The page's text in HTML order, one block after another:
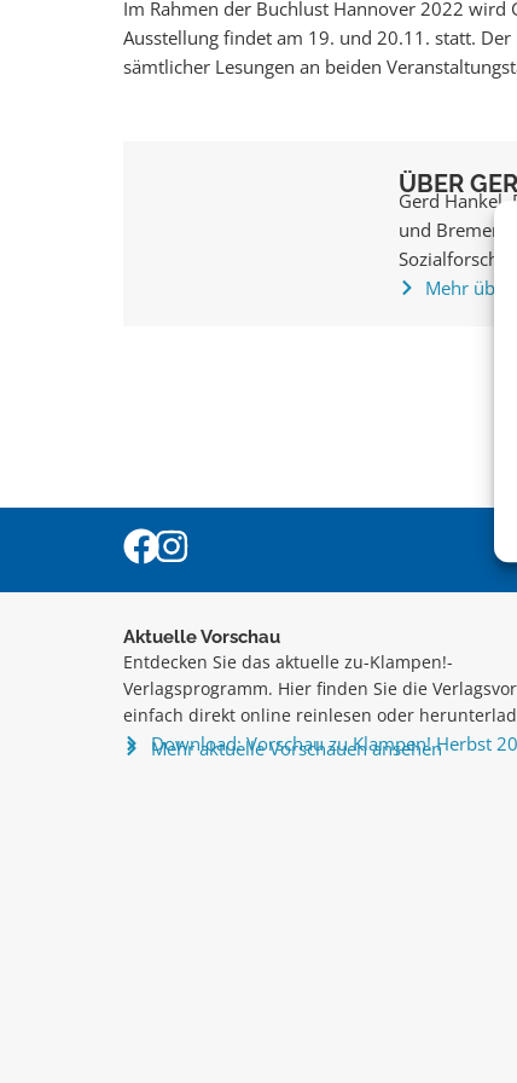
Im Rahmen der Buchlust Hannover 2022 wird
Ausstellung findet am 19. und 20.11. statt.
sämtlicher Lesungen an beiden
ÜBER
Gerd Hankel,
und Bremen.
Mehr über
Aktuelle Vorschau
Entdecken Sie das aktuelle zu-Klampen!-
Verlagsprogramm. Hier finden Sie die
einfach direkt online reinlesen oder
Download: Vorschau zu Klampen! Herbst
Mehr aktuelle Vorschauen ansehen